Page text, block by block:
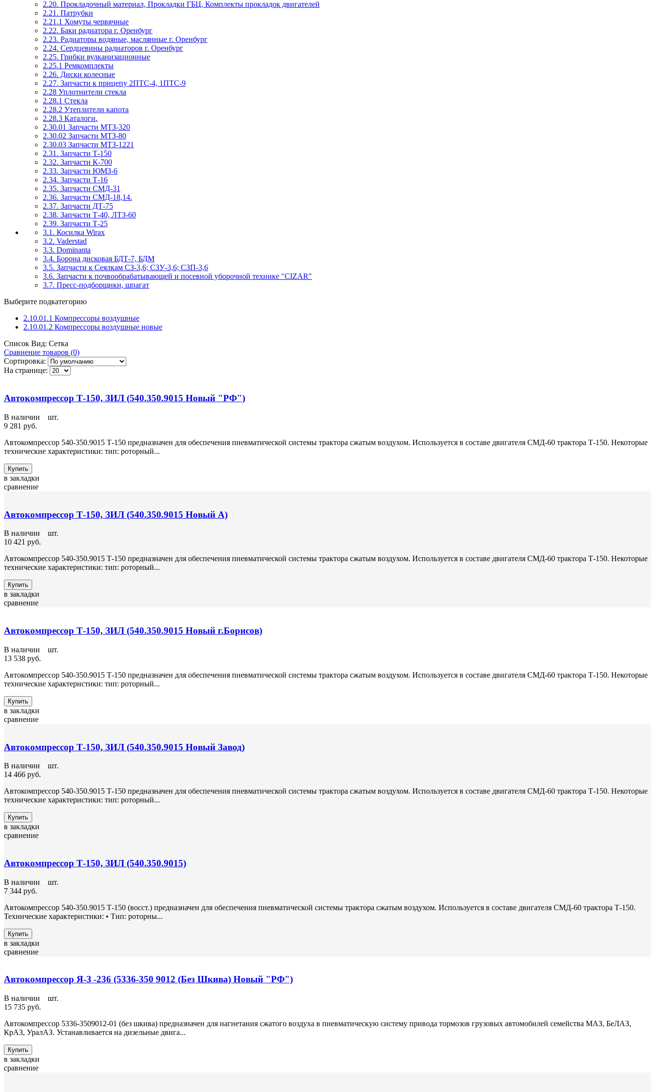
2.20. Прокладочный материал, Прокладки ГБЦ, Комплекты прокладок двигателей
2.21. Патрубки
2.21.1 Хомуты червячные
2.22. Баки радиатора г. Оренбург
2.23. Радиаторы водяные, маслянные г. Оренбург
2.24. Сердцевины радиаторов г. Оренбург
2.25. Грибки вулканизационные
2.25.1 Ремкомплекты
2.26. Диски колесные
2.27. Запчасти к прицепу 2ПТС-4, 1ПТС-9
2.28 Уплотнители стекла
2.28.1 Стекла
2.28.2 Утеплители капота
2.28.3 Каталоги.
2.30.01 Запчасти МТЗ-320
2.30.02 Запчасти МТЗ-80
2.30.03 Запчасти МТЗ-1221
2.31. Запчасти Т-150
2.32. Запчасти К-700
2.33. Запчасти ЮМЗ-6
2.34. Запчасти Т-16
2.35. Запчасти СМД-31
2.36. Запчасти СМД-18,14.
2.37. Запчасти ДТ-75
2.38. Запчасти Т-40, ЛТЗ-60
2.39. Запчасти Т-25
3.1. Косилка Wirax
3.2. Vaderstad
3.3. Dominanta
3.4. Борона дисковая БДТ-7, БДМ
3.5. Запчасти к Сеялкам СЗ-3,6; СЗУ-3,6; СЗП-3,6
3.6. Запчасти к почвообрабатывающей и посевной уборочной технике "CIZAR"
3.7. Пресс-подборщики, шпагат
Выберите подкатегорию
2.10.01.1 Компрессоры воздушные
2.10.01.2 Компрессоры воздушные новые
Список Вид: Сетка
Сравнение товаров (0)
Сортировка:
На странице:
Автокомпрессор Т-150, ЗИЛ (540.350.9015 Новый "РФ")
В наличии
шт.
9 281 руб.
Автокомпрессор 540-350.9015 Т-150 предназначен для обеспечения пневматической системы трактора сжатым воздухом. Используется в составе двигателя СМД-60 трактора Т-150. Некоторые
технические характеристики: тип: роторный...
Купить
в закладки
сравнение
Автокомпрессор Т-150, ЗИЛ (540.350.9015 Новый А)
В наличии
шт.
10 421 руб.
Автокомпрессор 540-350.9015 Т-150 предназначен для обеспечения пневматической системы трактора сжатым воздухом. Используется в составе двигателя СМД-60 трактора Т-150. Некоторые
технические характеристики: тип: роторный...
Купить
в закладки
сравнение
Автокомпрессор Т-150, ЗИЛ (540.350.9015 Новый г.Борисов)
В наличии
шт.
13 538 руб.
Автокомпрессор 540-350.9015 Т-150 предназначен для обеспечения пневматической системы трактора сжатым воздухом. Используется в составе двигателя СМД-60 трактора Т-150. Некоторые
технические характеристики: тип: роторный...
Купить
в закладки
сравнение
Автокомпрессор Т-150, ЗИЛ (540.350.9015 Новый Завод)
В наличии
шт.
14 466 руб.
Автокомпрессор 540-350.9015 Т-150 предназначен для обеспечения пневматической системы трактора сжатым воздухом. Используется в составе двигателя СМД-60 трактора Т-150. Некоторые
технические характеристики: тип: роторный...
Купить
в закладки
сравнение
Автокомпрессор Т-150, ЗИЛ (540.350.9015)
В наличии
шт.
7 344 руб.
Автокомпрессор 540-350.9015 Т-150 (восст.) предназначен для обеспечения пневматической системы трактора сжатым воздухом. Используется в составе двигателя СМД-60 трактора Т-150.
Технические характеристики: • Тип: роторны...
Купить
в закладки
сравнение
Автокомпрессор Я-З -236 (5336-350 9012 (Без Шкива) Новый "РФ")
В наличии
шт.
15 735 руб.
Автокомпрессор 5336-3509012-01 (без шкива) предназначен для нагнетания сжатого воздуха в пневматическую систему привода тормозов грузовых автомобилей семейства МАЗ, БеЛАЗ,
КрАЗ, УралАЗ. Устанавливается на дизельные двига...
Купить
в закладки
сравнение